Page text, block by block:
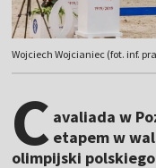
Wojciech Wojcianiec (fot. inf.
C avaliada w
etapem w
olimpijski